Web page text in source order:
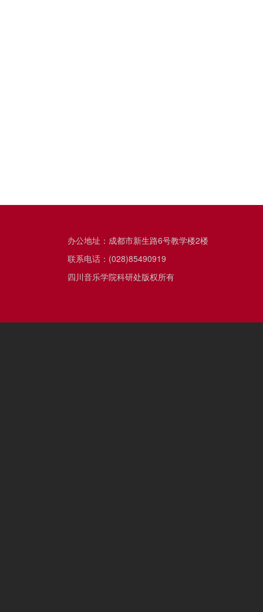
办公地址：成都市新生路6号教学楼2楼
联系电话：(028)85490919
四川音乐学院科研处版权所有